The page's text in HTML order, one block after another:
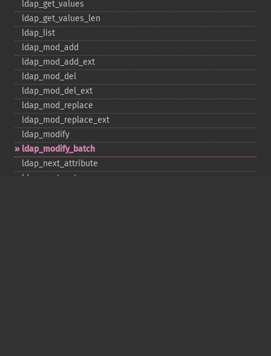
ldap_​get_​values
ldap_​get_​values_​len
ldap_​list
ldap_​mod_​add
ldap_​mod_​add_​ext
ldap_​mod_​del
ldap_​mod_​del_​ext
ldap_​mod_​replace
ldap_​mod_​replace_​ext
ldap_​modify
ldap_​modify_​batch
ldap_​next_​attribute
ldap_​next_​entry